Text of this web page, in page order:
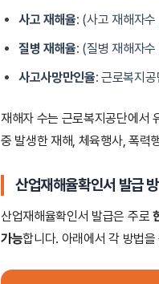
사고 재해율: (사고 재해자
질병 재해율: (질병 재해자
사고사망만인율: 근로복지
재해자 수는 근로복지공단에서
중 발생한 재해, 체육행사, 폭력
산업재해율확인서 발급
산업재해율확인서 발급은 주로
가능합니다. 아래에서 각 방법